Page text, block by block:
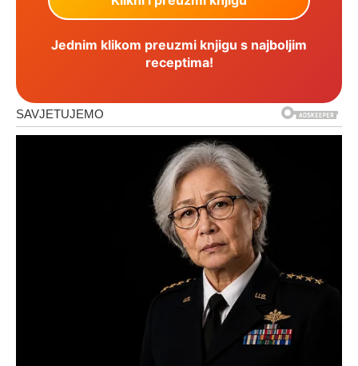
Jednim klikom preuzmi knjigu s najboljim
receptima!